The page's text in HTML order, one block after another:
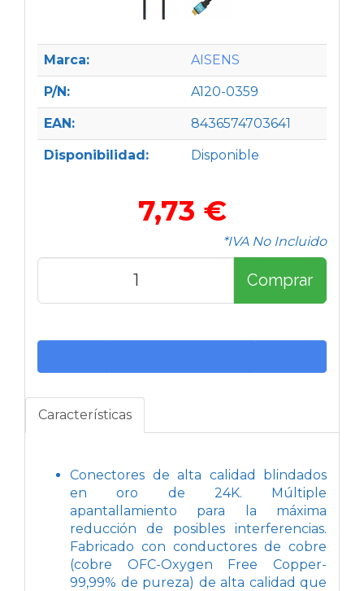
Marca: AISENS
P/N: A120-0359
EAN: 8436574703641
Disponibilidad: Disponible
7,73 €
*IVA No Incluido
Comprar
Características
Conectores de alta calidad blindados
en oro de 24K. Múltiple
apantallamiento para la máxima
reducción de posibles interferencias.
Fabricado con conductores de cobre
(cobre OFC-Oxygen Free Copper-
99,99% de pureza) de alta calidad que